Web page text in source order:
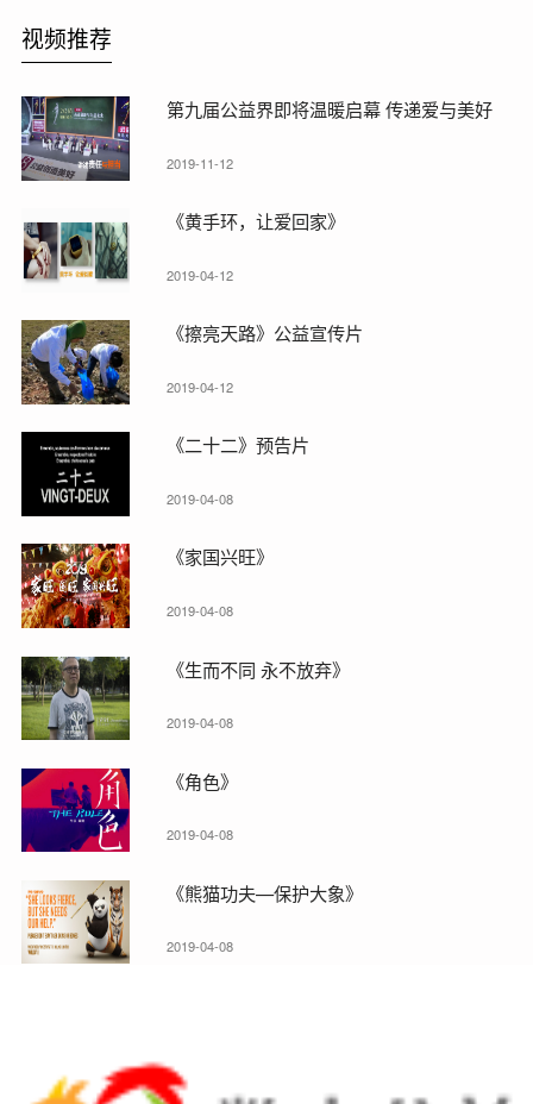
视频推荐
第九届公益界即将温暖启幕 传递爱与美好
2019-11-12
《黄手环，让爱回家》
2019-04-12
《擦亮天路》公益宣传片
2019-04-12
《二十二》预告片
2019-04-08
《家国兴旺》
2019-04-08
《生而不同 永不放弃》
2019-04-08
《角色》
2019-04-08
《熊猫功夫—保护大象》
2019-04-08